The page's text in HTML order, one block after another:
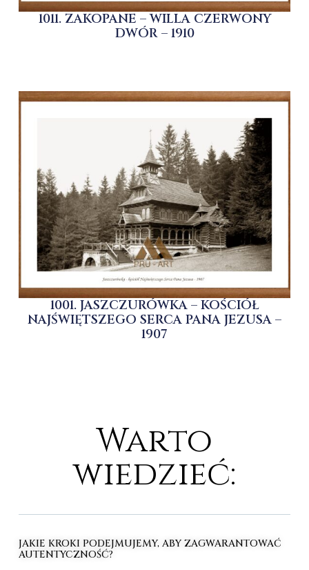
1011. ZAKOPANE – WILLA CZERWONY
DWÓR – 1910
1001. JASZCZURÓWKA – KOŚCIÓŁ
NAJŚWIĘTSZEGO SERCA PANA JEZUSA –
1907
Warto
wiedzieć:
JAKIE KROKI PODEJMUJEMY, ABY ZAGWARANTOWAĆ
AUTENTYCZNOŚĆ?